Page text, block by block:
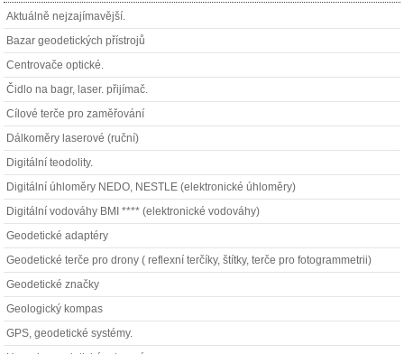
Aktuálně nejzajímavější.
Bazar geodetických přístrojů
Centrovače optické.
Čidlo na bagr, laser. přijímač.
Cílové terče pro zaměřování
Dálkoměry laserové (ruční)
Digitální teodolity.
Digitální úhloměry NEDO, NESTLE (elektronické úhloměry)
Digitální vodováhy BMI **** (elektronické vodováhy)
Geodetické adaptéry
Geodetické terče pro drony ( reflexní terčíky, štítky, terče pro fotogrammetrii)
Geodetické značky
Geologický kompas
GPS, geodetické systémy.